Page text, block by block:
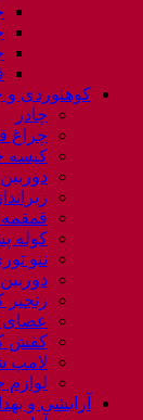
کوهنوردی و
چادر
چراغ
کیسه
کوله
ننو
عصای
کفش
لامپ
لوازم
آرایشی و